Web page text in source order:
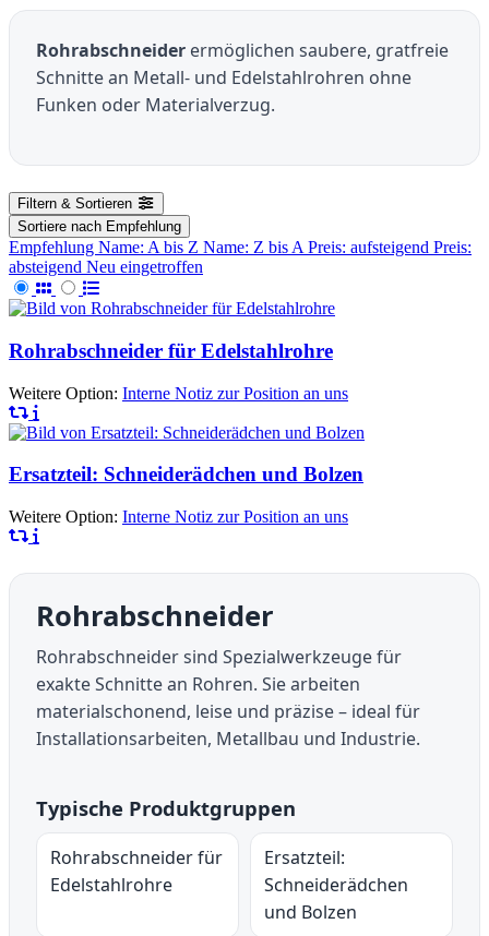
Rohrabschneider ermöglichen saubere, gratfreie
Schnitte an Metall- und Edelstahlrohren ohne
Funken oder Materialverzug.
Filtern & Sortieren
Sortiere nach Empfehlung
Empfehlung Name: A bis Z Name: Z bis A Preis: aufsteigend Preis:
absteigend Neu eingetroffen
Rohrabschneider für Edelstahlrohre
Weitere Option: Interne Notiz zur Position an uns
Ersatzteil: Schneiderädchen und Bolzen
Weitere Option: Interne Notiz zur Position an uns
Rohrabschneider
Rohrabschneider sind Spezialwerkzeuge für
exakte Schnitte an Rohren. Sie arbeiten
materialschonend, leise und präzise – ideal für
Installationsarbeiten, Metallbau und Industrie.
Typische Produktgruppen
Rohrabschneider für
Edelstahlrohre
Ersatzteil:
Schneiderädchen
und Bolzen